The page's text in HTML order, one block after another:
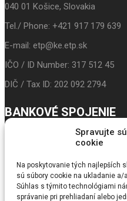
Spravujte
cookie
Na poskytovanie tých najlepších
sú súbory cookie na ukladanie
Súhlas s týmito technológiami
správanie pri prehliadaní alebo
040 01 Košice, Slovakia
Tel./ Phone: +421 917 179 639
E-mail: etp@ke.etp.sk
IČO / ID Number: 317 512 45
DIČ / Tax ID: 202 092 2794
BANKOVÉ SPOJENIE
IBAN: SK24 3100 0000 0043
Prima banka
BIC/SWIFT: LUBASKBX